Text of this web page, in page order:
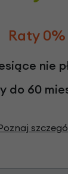
Raty 0%
nie
do 60